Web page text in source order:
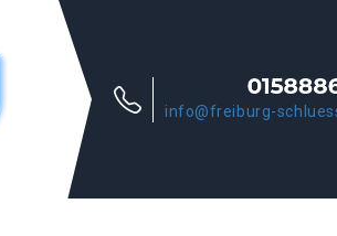
info@freiburg-